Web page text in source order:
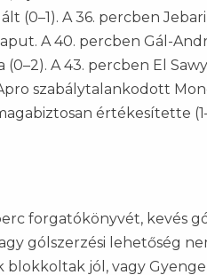
(0–1). A 36. percben
A 40. percben Gál-
A 43. percben El
szabálytalankodott
értékesítette
forgatókönyvét, kevés
gólszerzési lehetőség
jól, vagy